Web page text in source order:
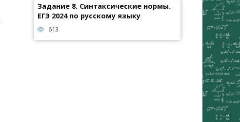
Задание 8. Синтаксические нормы.
ЕГЭ 2024 по русскому языку
613